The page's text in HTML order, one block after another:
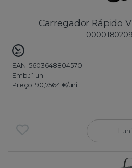
Carregador Rápido
EAN: 5603648804570
Emb.:1 uni
Preço: 90,7564 €/uni
uni